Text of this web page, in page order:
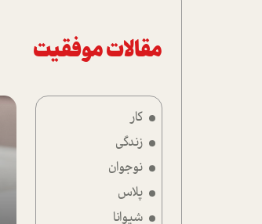
پرونده ویژه
مقالات موفقیت
کار
زندگی
نوجوان
پلاس
شیوانا